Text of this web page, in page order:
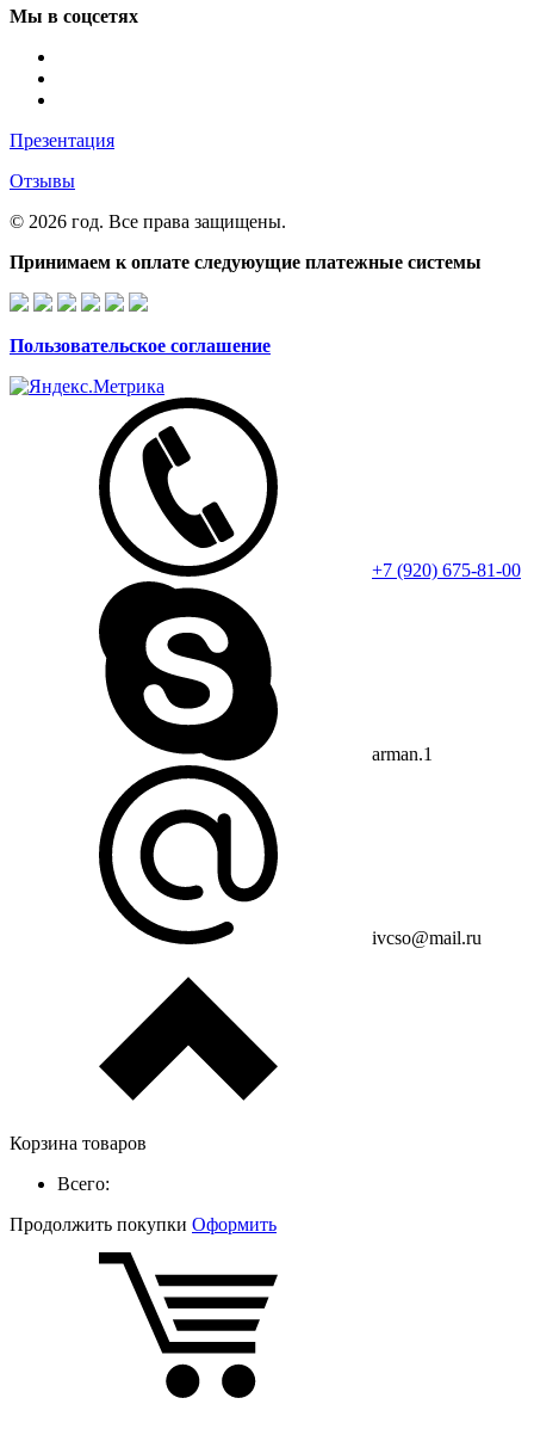
Мы в соцсетях
Презентация
Отзывы
© 2026 год. Все права защищены.
Принимаем к оплате следуюущие платежные системы
Пользовательское соглашение
+7 (920) 675-81-00
arman.1
ivcso@mail.ru
Корзина товаров
Всего:
Продолжить покупки Оформить